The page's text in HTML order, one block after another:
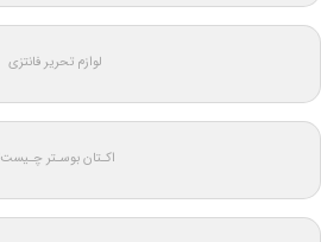
لوازم تحریر فانتزی
اکـتان بوسـتر